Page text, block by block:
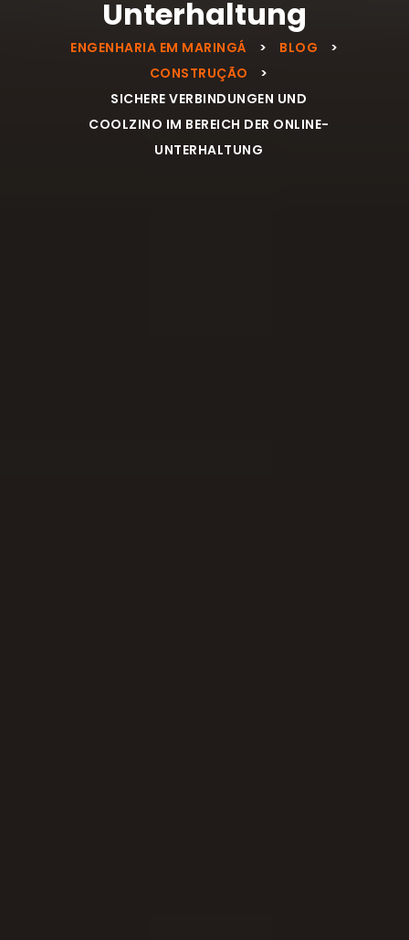
Unterhaltung
ENGENHARIA EM MARINGÁ > BLOG
>
CONSTRUÇÃO
>
SICHERE VERBINDUNGEN UND
COOLZINO IM BEREICH DER ONLINE-
UNTERHALTUNG